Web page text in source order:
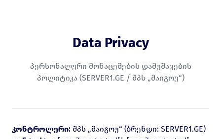
Data Privacy
პერსონალური მონაცემების დამუშავების
პოლიტიკა (SERVER1.GE / შპს „მაიგოუ“)
კონტროლერი: შპს „მაიგოუ“ (ბრენდი: SERVER1.GE)